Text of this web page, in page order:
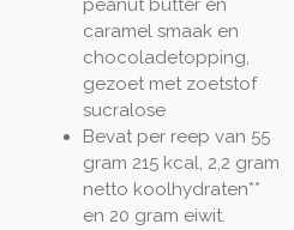
peanut butter en
caramel smaak en
chocoladetopping,
gezoet met zoetstof
sucralose
Bevat per reep van 55
gram 215 kcal, 2,2 gram
netto koolhydraten**
en 20 gram eiwit.